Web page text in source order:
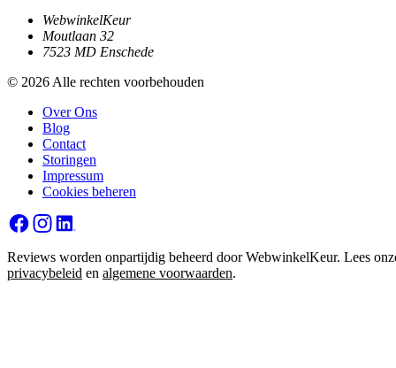
WebwinkelKeur
Moutlaan 32
7523 MD Enschede
© 2026 Alle rechten voorbehouden
Over Ons
Blog
Contact
Storingen
Impressum
Cookies beheren
Reviews worden onpartijdig beheerd door WebwinkelKeur. Lees
privacybeleid en algemene voorwaarden.